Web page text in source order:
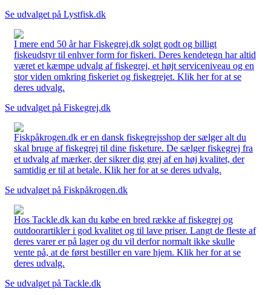
Se udvalget på Lystfisk.dk
I mere end 50 år har Fiskegrej.dk solgt godt og billigt
fiskeudstyr til enhver form for fiskeri. Deres kendetegn har altid
været et kæmpe udvalg af fiskegrej, et højt serviceniveau og en
stor viden omkring fiskeriet og fiskegrejet. Klik her for at se
deres udvalg.
Se udvalget på Fiskegrej.dk
Fiskpåkrogen.dk er en dansk fiskegrejsshop der sælger alt du
skal bruge af fiskegrej til dine fisketure. De sælger fiskegrej fra
et udvalg af mærker, der sikrer dig grej af en høj kvalitet, der
samtidig er til at betale. Klik her for at se deres udvalg.
Se udvalget på Fiskpåkrogen.dk
Hos Tackle.dk kan du købe en bred række af fiskegrej og
outdoorartikler i god kvalitet og til lave priser. Langt de fleste af
deres varer er på lager og du vil derfor normalt ikke skulle
vente på, at de først bestiller en vare hjem. Klik her for at se
deres udvalg.
Se udvalget på Tackle.dk